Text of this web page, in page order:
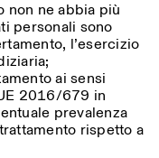
non ne abbia più
personali sono
l’esercizio
ai sensi
2016/679 in
prevalenza
rispetto a